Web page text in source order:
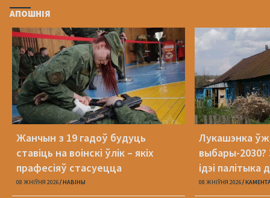
АПОШНІЯ
Жанчын з 19 гадоў будуць
ставіць на воінскі ўлік – якіх
прафесіяў стасуецца
08 ЖНІЎНЯ 2026 НАВІНЫ
Лукашэнка
выбары-
ідэі палітыка
08 ЖНІЎНЯ 2026